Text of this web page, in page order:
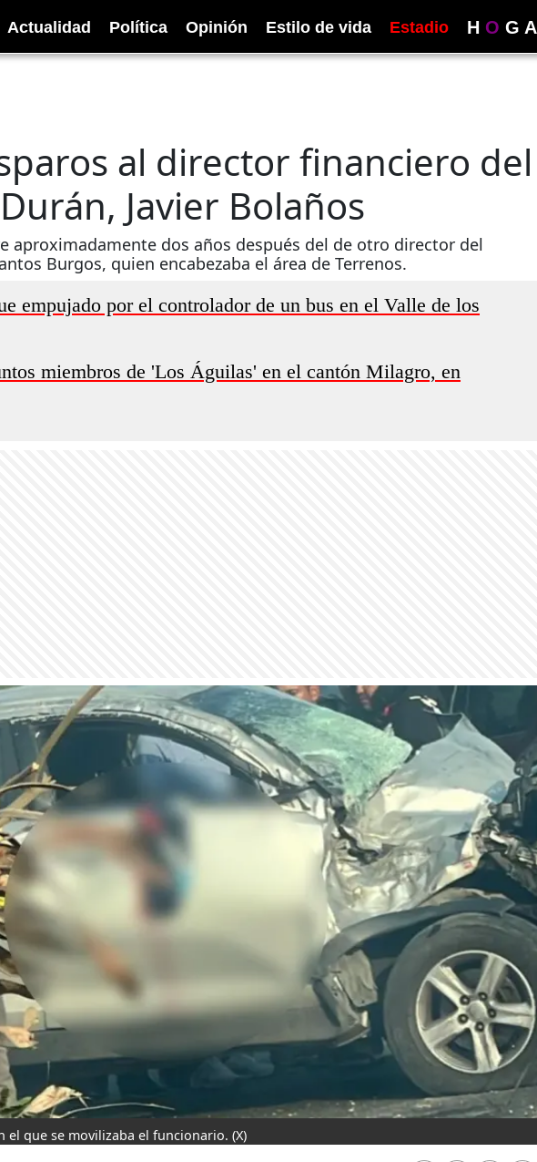
Actualidad Política Opinión Estilo de vida Estadio H O G A
al director financiero del
Javier Bolaños
aproximadamente dos años después del de otro director del
Burgos, quien encabezaba el área de Terrenos.
empujado por el controlador de un bus en el Valle de los
miembros de 'Los Águilas' en el cantón Milagro, en
el que se movilizaba el funcionario. (X)